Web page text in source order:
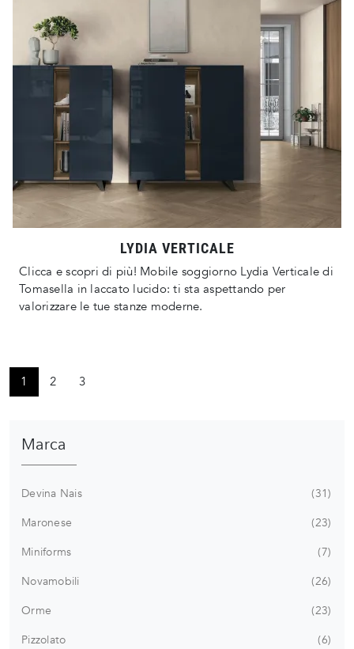
LYDIA VERTICALE
Clicca e scopri di più! Mobile soggiorno Lydia Verticale di
Tomasella in laccato lucido: ti sta aspettando per
valorizzare le tue stanze moderne.
1 2 3
Marca
Devina Nais
31
Maronese
23
Miniforms
7
Novamobili
26
Orme
23
Pizzolato
6